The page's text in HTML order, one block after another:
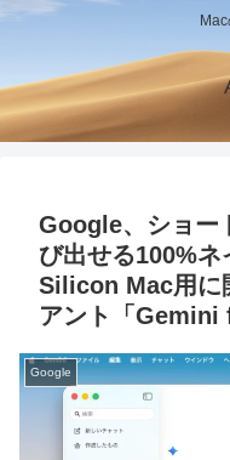
Google、ショー
び出せる100%
Silicon Mac用に
アント「Gemini
Google